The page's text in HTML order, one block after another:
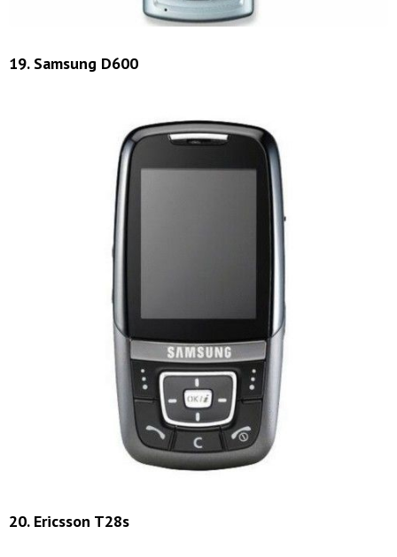
19. Samsung D600
20. Ericsson T28s